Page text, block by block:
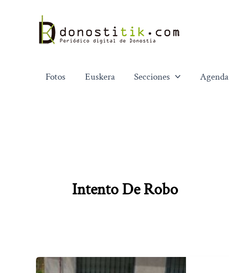
contenido
Fotos Euskera Secciones Agenda
Intento De Robo